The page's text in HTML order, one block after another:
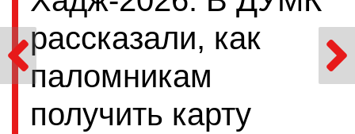
рассказали, как
паломникам
получить карту